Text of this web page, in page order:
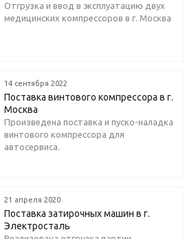
Отгрузка и ввод в эксплуатацию двух
медицинских компрессоров в г. Москва
14 сентября 2022
Поставка винтового компрессора в г.
Москва
Произведена поставка и пуско-наладка
винтового компрессора для
автосервиса.
21 апреля 2020
Поставка затирочных машин в г.
Электросталь